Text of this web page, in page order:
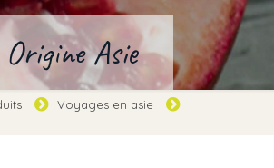
Origine Asie
Voyages en asie